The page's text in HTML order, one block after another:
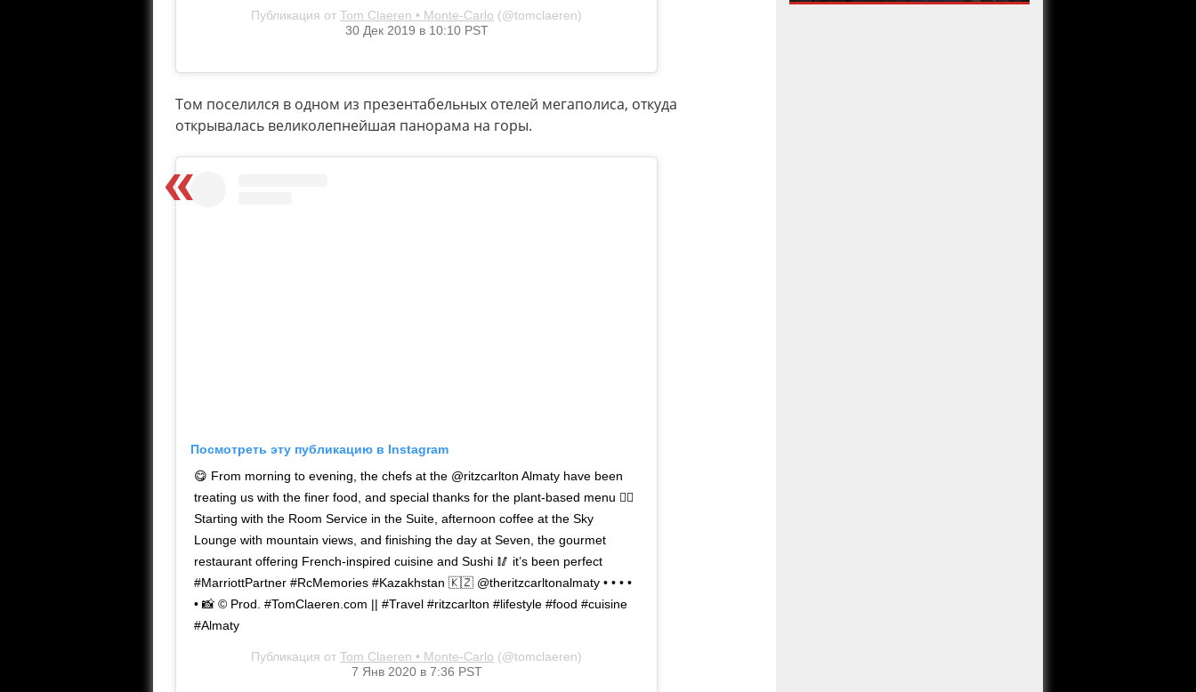
Публикация от Tom Claeren • Monte-Carlo (@tomclaeren)
30 Дек 2019 в 10:10 PST
Том поселился в одном из презентабельных отелей мегаполиса, откуда
открывалась великолепнейшая панорама на горы.
Посмотреть эту публикацию в Instagram
😋 From morning to evening, the chefs at the @ritzcarlton Almaty have been
treating us with the finer food, and special thanks for the plant-based menu 👌🏼
Starting with the Room Service in the Suite, afternoon coffee at the Sky
Lounge with mountain views, and finishing the day at Seven, the gourmet
restaurant offering French-inspired cuisine and Sushi 🥢 it’s been perfect
#MarriottPartner #RcMemories #Kazakhstan 🇰🇿 @theritzcarltonalmaty • • • •
• 📸 ©️ Prod. #TomClaeren.com || #Travel #ritzcarlton #lifestyle #food #cuisine
#Almaty
Публикация от Tom Claeren • Monte-Carlo (@tomclaeren)
7 Янв 2020 в 7:36 PST